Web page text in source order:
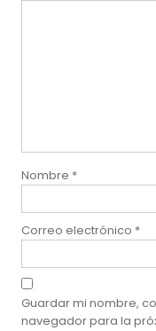
Nombre *
Correo electrónico *
Guardar mi nombre,
navegador para la